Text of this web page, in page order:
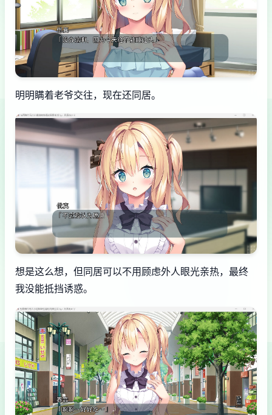
明明瞒着老爷交往，现在还同居。
想是这么想，但同居可以不用顾虑外人眼光亲热，最终
我没能抵挡诱惑。